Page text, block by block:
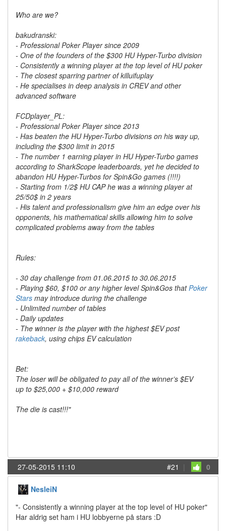
Who are we?
bakudranski:
- Professional Poker Player since 2009
- One of the founders of the $300 HU Hyper-Turbo division
- Consistently a winning player at the top level of HU poker
- The closest sparring partner of killuifuplay
- He specialises in deep analysis in CREV and other
advanced software
FCDplayer_PL:
- Professional Poker Player since 2013
- Has beaten the HU Hyper-Turbo divisions on his way up,
including the $300 limit in 2015
- The number 1 earning player in HU Hyper-Turbo games
according to SharkScope leaderboards, yet he decided to
abandon HU Hyper-Turbos for Spin&Go games (!!!!)
- Starting from 1/2$ HU CAP he was a winning player at
25/50$ in 2 years
- His talent and professionalism give him an edge over his
opponents, his mathematical skills allowing him to solve
complicated problems away from the tables
Rules:
- 30 day challenge from 01.06.2015 to 30.06.2015
- Playing $60, $100 or any higher level Spin&Gos thatPoker
Stars may introduce during the challenge
- Unlimited number of tables
- Daily updates
- The winner is the player with the highest $EV post
rakeback, using chips EV calculation
Bet:
The loser will be obligated to pay all of the winner’s $EV
up to $25,000 + $10,000 reward
The die is cast!!!"
27-05-2015 11:10 #21 | 0
NesleiN
"- Consistently a winning player at the top level of HU poker"
Har aldrig set ham i HU lobbyerne på stars :D